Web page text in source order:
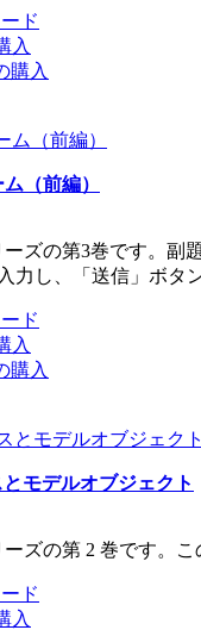
ド
入
購入
（前編）
ーズの第3巻です。
力し、「送信」ボタ
ド
入
購入
モデルオブジェクト
ズの第 2 巻です。
ド
入